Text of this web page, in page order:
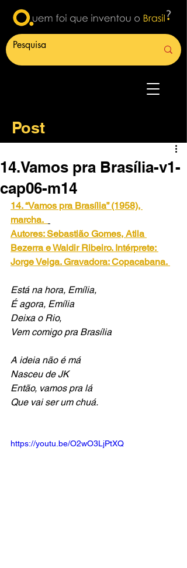
Post
14.Vamos pra Brasília-v1-
cap06-m14
14. “Vamos pra Brasília” (1958),
marcha.
Autores: Sebastião Gomes, Atila
Bezerra e Waldir Ribeiro. Intérprete:
Jorge Veiga. Gravadora: Copacabana.
Está na hora, Emília,
É agora, Emília
Deixa o Rio,
Vem comigo pra Brasília
A ideia não é má
Nasceu de JK
Então, vamos pra lá
Que vai ser um chuá.
https://youtu.be/O2wO3LjPtXQ